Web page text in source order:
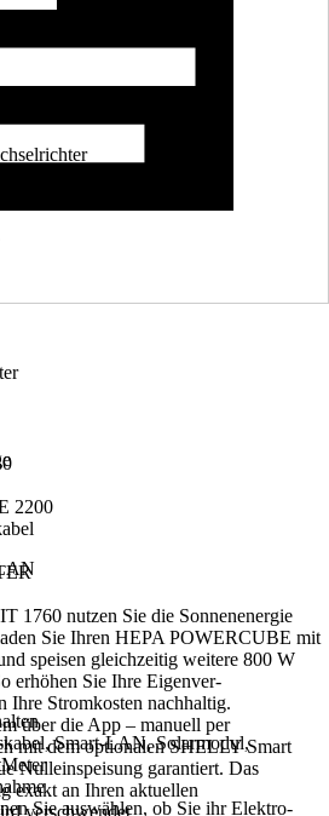
Smart-LAN, Solarmodul,
Sie auswählen, ob Sie ihr Elektro-
2200
1760 nutzen Sie die Sonnenenergie
Sie Ihren HEPA POWERCUBE mit
speisen gleichzeitig weitere 800 W
erhöhen Sie Ihre Eigenver-
Ihre Stromkosten nachhaltig.
über die App – manuell per
mit dem optionalen SHELLY Smart
Nulleinspeisung garantiert. Das
exakt an Ihren aktuellen
verschwendet.